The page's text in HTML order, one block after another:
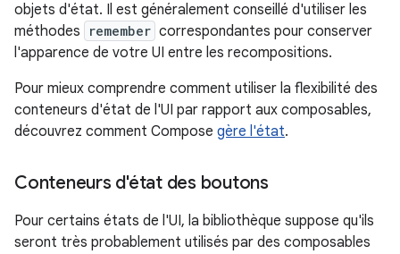
objets d'état. Il est généralement conseillé d'utiliser les
méthodes
remember correspondantes pour conserver
l'apparence de votre UI entre les recompositions.
Pour mieux comprendre comment utiliser la flexibilité des
conteneurs d'état de l'UI par rapport aux composables,
découvrez comment Compose gère l'état.
Conteneurs d'état des boutons
Pour certains états de l'UI, la bibliothèque suppose qu'ils
seront très probablement utilisés par des composables